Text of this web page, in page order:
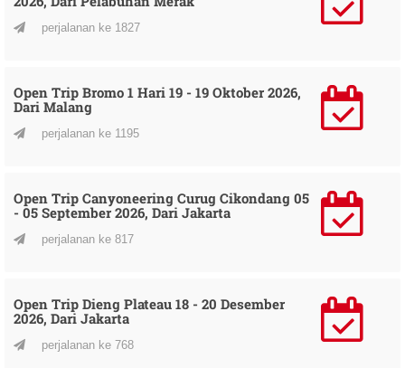
perjalanan ke 1827
Open Trip Bromo 1 Hari 19 - 19 Oktober 2026,
Dari Malang
perjalanan ke 1195
Open Trip Canyoneering Curug Cikondang 05
- 05 September 2026, Dari Jakarta
perjalanan ke 817
Open Trip Dieng Plateau 18 - 20 Desember
2026, Dari Jakarta
perjalanan ke 768